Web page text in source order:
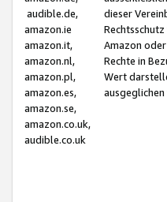
audible.de,
amazon.ie
amazon.it,
amazon.nl,
amazon.pl,
amazon.es,
amazon.se,
amazon.co.uk,
audible.co.uk
dieser
Amazon
Rechte in
Wert